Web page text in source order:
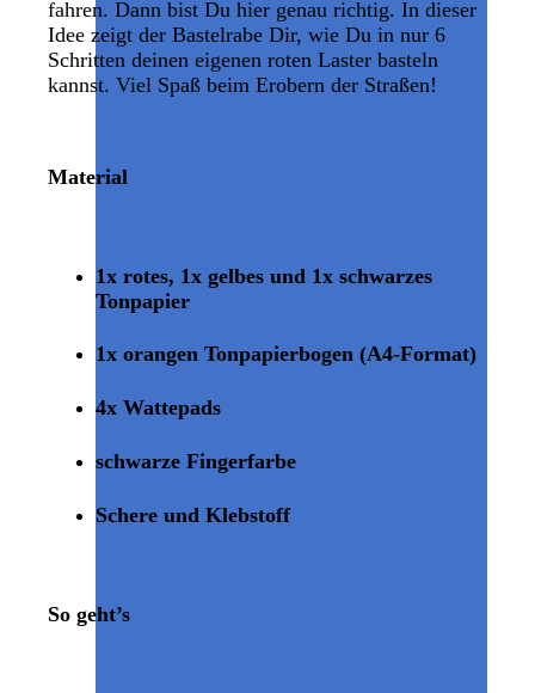
fahren. Dann bist Du hier genau richtig. In dieser
Idee zeigt der Bastelrabe Dir, wie Du in nur 6
Schritten deinen eigenen roten Laster basteln
kannst. Viel Spaß beim Erobern der Straßen!
Material
1x rotes, 1x gelbes und 1x schwarzes
Tonpapier
1x orangen Tonpapierbogen (A4-Format)
4x Wattepads
schwarze Fingerfarbe
Schere und Klebstoff
So geht’s